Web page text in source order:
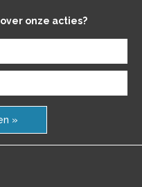
onze acties?
»